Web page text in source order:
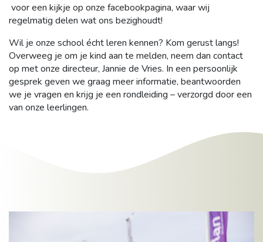
voor een kijkje op onze facebookpagina, waar wij
regelmatig delen wat ons bezighoudt!
Wil je onze school écht leren kennen? Kom gerust langs!
Overweeg je om je kind aan te melden, neem dan contact
op met onze directeur, Jannie de Vries. In een persoonlijk
gesprek geven we graag meer informatie, beantwoorden
we je vragen en krijg je een rondleiding – verzorgd door een
van onze leerlingen.